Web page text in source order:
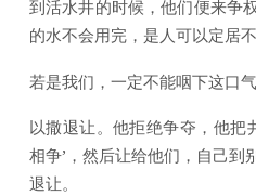
到活水井的时候，他们便来争
的水不会用完，是人可以定居
若是我们，一定不能咽下这口
以撒退让。他拒绝争夺，他把
相争’，然后让给他们，自己到
退让。